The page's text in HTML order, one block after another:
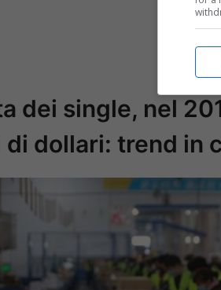
dei single, nel
di dollari: trend in